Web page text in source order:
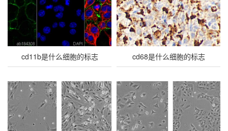
cd11b是什么细胞的标志 cd68是什么细胞的标志